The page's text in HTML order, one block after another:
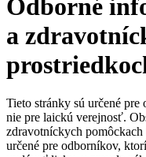
Ortopédia
Spinálna
Riešenia
Terapie
Nájdite si prácu u nás​
Objavte svoje
Spoločnosť
Médiá
Odborné
a
Tieto stránky sú určené
nie pre laickú verejnosť.
zdravotníckych
určené pre odborníkov,